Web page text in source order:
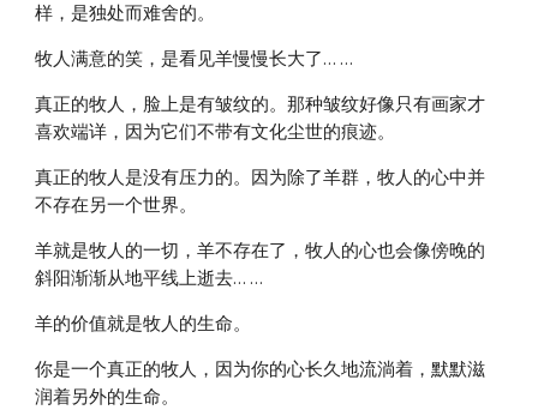
样，是独处而难舍的。
牧人满意的笑，是看见羊慢慢长大了… …
真正的牧人，脸上是有皱纹的。那种皱纹好像只有画家才
喜欢端详，因为它们不带有文化尘世的痕迹。
真正的牧人是没有压力的。因为除了羊群，牧人的心中并
不存在另一个世界。
羊就是牧人的一切，羊不存在了，牧人的心也会像傍晚的
斜阳渐渐从地平线上逝去… …
羊的价值就是牧人的生命。
你是一个真正的牧人，因为你的心长久地流淌着，默默滋
润着另外的生命。